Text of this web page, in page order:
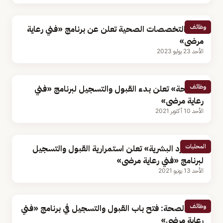
وظائف
هيئة التخصصات الصحية تعلن عن برنامج «فني رعاية
مرضى»
الأحد 23 يوليو 2023
وظائف
«الصحة» تعلن بدء القبول والتسجيل لبرنامج «فني
رعاية مرضى»
الأحد 10 أكتوبر 2021
المحليات
«الموارد البشرية» تعلن استمرارية القبول والتسجيل
لبرنامج «فني رعاية مرضى»
الأحد 13 يونيو 2021
وظائف
وزارة الصحة: فتح باب القبول والتسجيل في برنامج «فني
رعاية مرضى»